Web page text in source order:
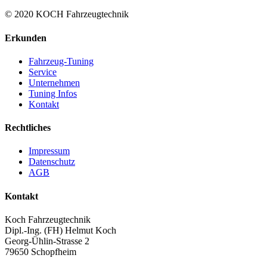
© 2020 KOCH Fahrzeugtechnik
Erkunden
Fahrzeug-Tuning
Service
Unternehmen
Tuning Infos
Kontakt
Rechtliches
Impressum
Datenschutz
AGB
Kontakt
Koch Fahrzeugtechnik
Dipl.-Ing. (FH) Helmut Koch
Georg-Ühlin-Strasse 2
79650 Schopfheim